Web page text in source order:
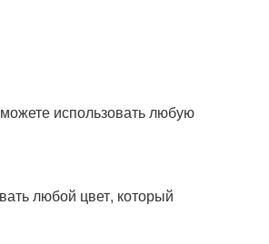
использовать любую
любой цвет, который